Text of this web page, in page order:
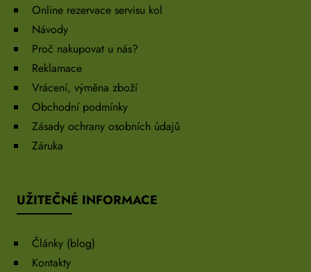
Online rezervace servisu kol
Návody
Proč nakupovat u nás?
Reklamace
Vrácení, výměna zboží
Obchodní podmínky
Zásady ochrany osobních údajů
Záruka
UŽITEČNÉ INFORMACE
Články (blog)
Kontakty